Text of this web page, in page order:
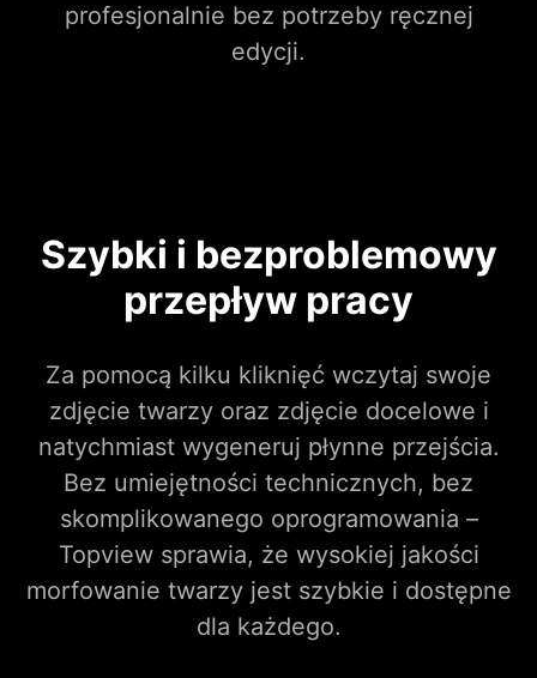
profesjonalnie bez potrzeby ręcznej
edycji.
Szybki i bezproblemowy
przepływ pracy
Za pomocą kilku kliknięć wczytaj swoje
zdjęcie twarzy oraz zdjęcie docelowe i
natychmiast wygeneruj płynne przejścia.
Bez umiejętności technicznych, bez
skomplikowanego oprogramowania –
Topview sprawia, że wysokiej jakości
morfowanie twarzy jest szybkie i dostępne
dla każdego.